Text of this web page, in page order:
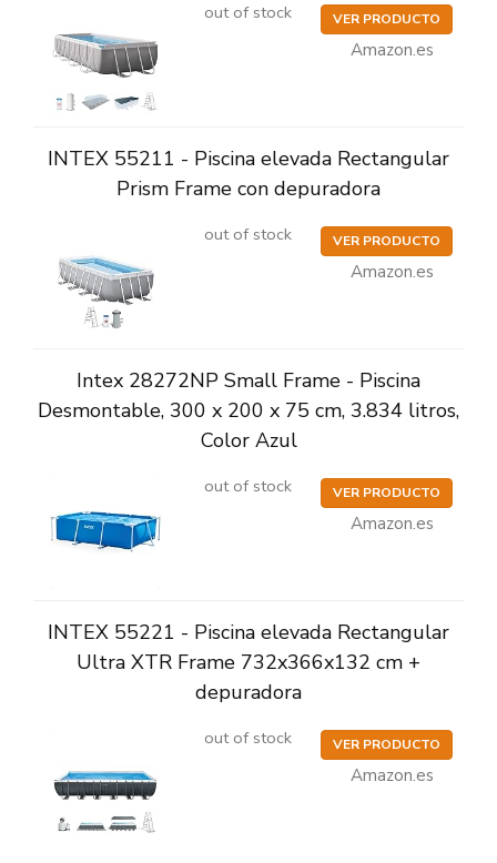
out of stock VER PRODUCTO
Amazon.es
INTEX 55211 - Piscina elevada Rectangular
Prism Frame con depuradora
out of stock VER PRODUCTO
Amazon.es
Intex 28272NP Small Frame - Piscina
Desmontable, 300 x 200 x 75 cm, 3.834 litros,
Color Azul
out of stock VER PRODUCTO
Amazon.es
INTEX 55221 - Piscina elevada Rectangular
Ultra XTR Frame 732x366x132 cm +
depuradora
out of stock VER PRODUCTO
Amazon.es